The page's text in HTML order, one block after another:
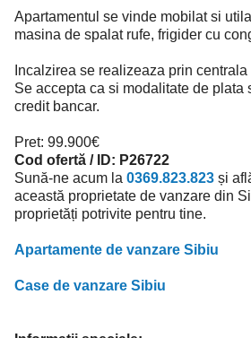
Apartamentul se vinde mobilat si
masina de spalat rufe, frigider cu
Incalzirea se realizeaza prin
Se accepta ca si modalitate de plata
credit bancar.
Pret: 99.900€
Cod ofertă / ID: P26722
Sună-ne acum la 0369.823.823 și
această proprietate de vanzare din
proprietăți potrivite pentru tine.
Apartamente de vanzare Sibiu
Case de vanzare Sibiu